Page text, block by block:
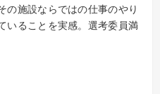
の施設ならではの仕事のやり
いることを実感。選考委員満